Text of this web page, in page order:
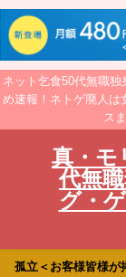
ネット乞食50代無職独
め速報！ネトゲ廃人は
ス
真・モ
代無
グ・
孤立＜お客様皆様が